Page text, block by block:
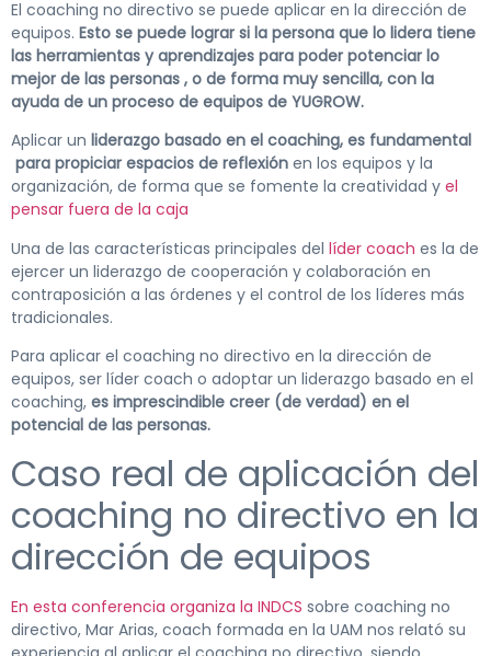
El coaching no directivo se puede aplicar en la dirección de
equipos. Esto se puede lograr si la persona que lo lidera tiene
las herramientas y aprendizajes para poder potenciar lo
mejor de las personas , o de forma muy sencilla, con la
ayuda de un proceso de equipos de YUGROW.
Aplicar un liderazgo basado en el coaching, es fundamental
para propiciar espacios de reflexión en los equipos y la
organización, de forma que se fomente la creatividad y el
pensar fuera de la caja
Una de las características principales del líder coach es la de
ejercer un liderazgo de cooperación y colaboración en
contraposición a las órdenes y el control de los líderes más
tradicionales.
Para aplicar el coaching no directivo en la dirección de
equipos, ser líder coach o adoptar un liderazgo basado en el
coaching, es imprescindible creer (de verdad) en el
potencial de las personas.
Caso real de aplicación del
coaching no directivo en la
dirección de equipos
En esta conferencia organiza la INDCS sobre coaching no
directivo, Mar Arias, coach formada en la UAM nos relató su